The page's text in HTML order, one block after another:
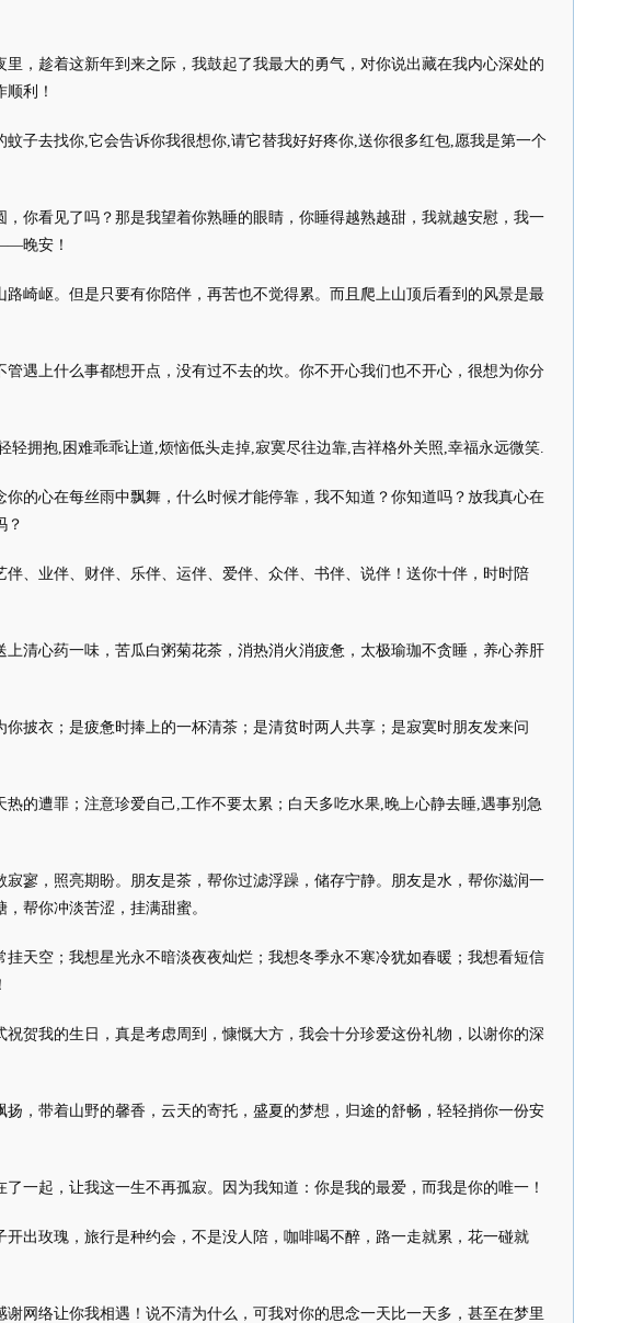
里，趁着这新年到来之际，我鼓起了我最大的勇气，对你说出藏在我内心深处的
利！
蚊子去找你,它会告诉你我很想你,请它替我好好疼你,送你很多红包,愿我是第一个
，你看见了吗？那是我望着你熟睡的眼睛，你睡得越熟越甜，我就越安慰，我一
晚安！
路崎岖。但是只要有你陪伴，再苦也不觉得累。而且爬上山顶后看到的风景是最
管遇上什么事都想开点，没有过不去的坎。你不开心我们也不开心，很想为你分
轻拥抱,困难乖乖让道,烦恼低头走掉,寂寞尽往边靠,吉祥格外关照,幸福永远微笑.
你的心在每丝雨中飘舞，什么时候才能停靠，我不知道？你知道吗？放我真心在
？
伴、业伴、财伴、乐伴、运伴、爱伴、众伴、书伴、说伴！送你十伴，时时陪
上清心药一味，苦瓜白粥菊花茶，消热消火消疲惫，太极瑜珈不贪睡，养心养肝
你披衣；是疲惫时捧上的一杯清茶；是清贫时两人共享；是寂寞时朋友发来问
热的遭罪；注意珍爱自己,工作不要太累；白天多吃水果,晚上心静去睡,遇事别急
寂寥，照亮期盼。朋友是茶，帮你过滤浮躁，储存宁静。朋友是水，帮你滋润一
帮你冲淡苦涩，挂满甜蜜。
挂天空；我想星光永不暗淡夜夜灿烂；我想冬季永不寒冷犹如春暖；我想看短信
祝贺我的生日，真是考虑周到，慷慨大方，我会十分珍爱这份礼物，以谢你的深
扬，带着山野的馨香，云天的寄托，盛夏的梦想，归途的舒畅，轻轻捎你一份安
了一起，让我这一生不再孤寂。因为我知道：你是我的最爱，而我是你的唯一！
开出玫瑰，旅行是种约会，不是没人陪，咖啡喝不醉，路一走就累，花一碰就
谢网络让你我相遇！说不清为什么，可我对你的思念一天比一天多，甚至在梦里